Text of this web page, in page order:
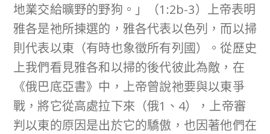
地業交給曠野的野狗。」（1:2b-3）上帝表明
雅各是祂所揀選的，雅各代表以色列，而以掃
則代表以東（有時也象徵所有列國）。從歷史
上我們看見雅各和以掃的後代彼此為敵，在
《俄巴底亞書》中，上帝曾說祂要與以東爭
戰，將它從高處拉下來（俄1、4），上帝審
判以東的原因是出於它的驕傲，也因著他們在